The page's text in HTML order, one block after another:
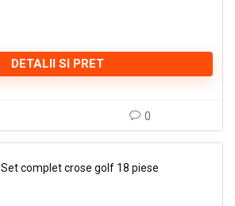
DETALII SI PRET
0
Set complet crose golf 18 piese